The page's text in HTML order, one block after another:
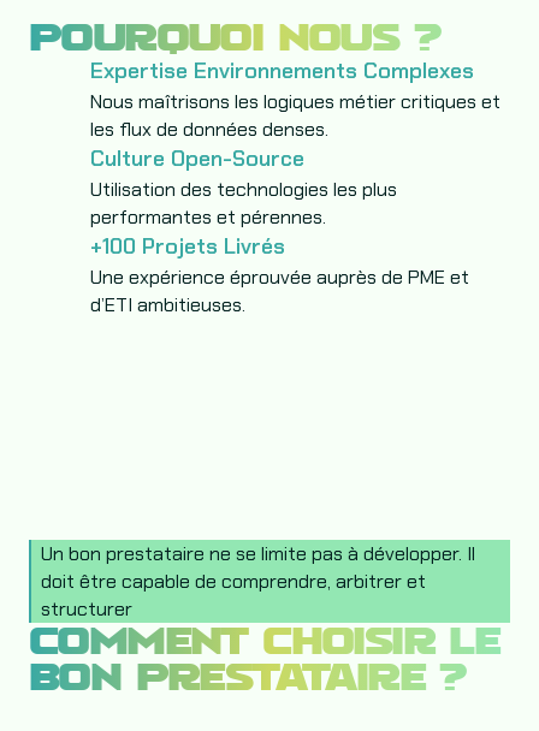
POURQUOI NOUS ?
Expertise Environnements Complexes
Nous maîtrisons les logiques métier critiques et
les flux de données denses.
Culture Open-Source
Utilisation des technologies les plus
performantes et pérennes.
+100 Projets Livrés
Une expérience éprouvée auprès de PME et
d’ETI ambitieuses.
Un bon prestataire ne se limite pas à développer. Il
doit être capable de comprendre, arbitrer et
structurer
COMMENT CHOISIR LE
BON PRESTATAIRE ?